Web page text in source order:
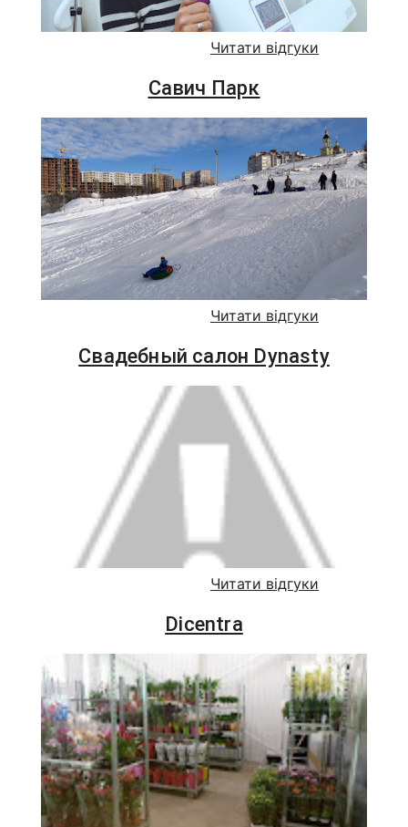
Читати відгуки
Савич Парк
Читати відгуки
Свадебный салон Dynasty
Читати відгуки
Dicentra